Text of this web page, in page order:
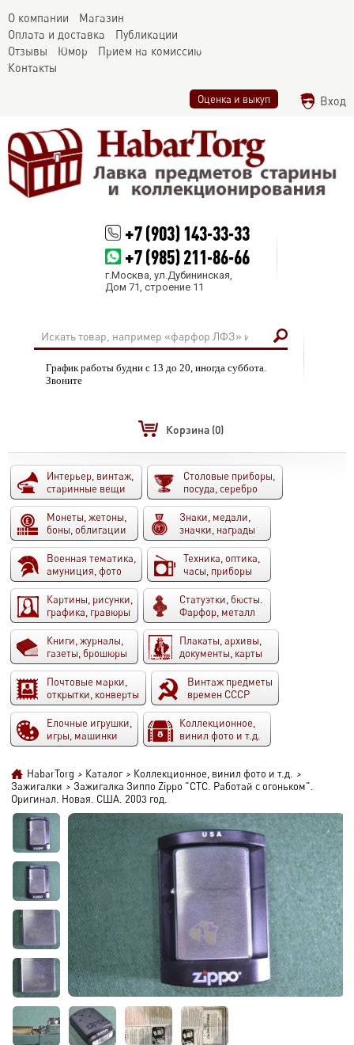
О компании
Магазин
Оплата и доставка
Публикации
Отзывы
Юмор
Прием на комиссию
Контакты
Оценка и выкуп Вход
+7 (903) 143-33-33
+7 (985) 211-86-66
г.Москва, ул.Дубининская,
Дом 71, строение 11
График работы будни с 13 до 20, иногда суббота.
Звоните
Корзина (0)
Интерьер, винтаж,
старинные вещи
Столовые приборы,
посуда, серебро
Монеты, жетоны,
боны, облигации
Знаки, медали,
значки, награды
Военная тематика,
амуниция, фото
Техника, оптика,
часы, приборы
Картины, рисунки,
графика, гравюры
Статуэтки, бюсты.
Фарфор, металл
Книги, журналы,
газеты, брошюры
Плакаты, архивы,
документы, карты
Почтовые марки,
открытки, конверты
Винтаж предметы
времен СССР
Елочные игрушки,
игры, машинки
Коллекционное,
винил фото и т.д.
HabarTorg > Каталог > Коллекционное, винил фото и т.д.
>
Зажигалки > Зажигалка Зиппо Zippo "СТС. Работай с огоньком".
Оригинал. Новая. США. 2003 год.